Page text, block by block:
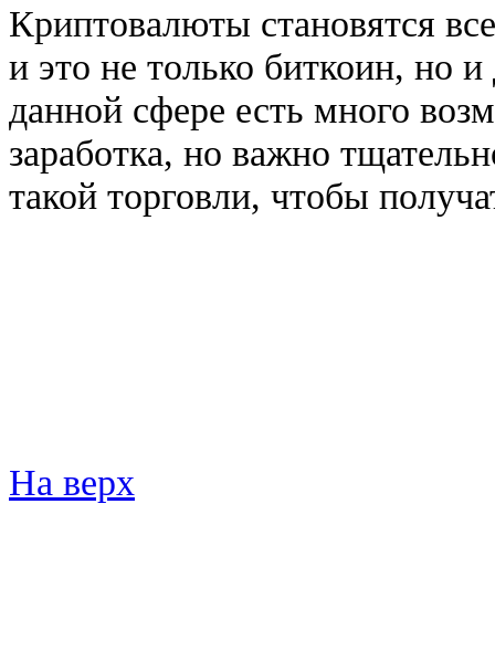
Криптовалюты становятся
и это не только биткоин, но
данной сфере есть много
заработка, но важно
такой торговли, чтобы
На верх